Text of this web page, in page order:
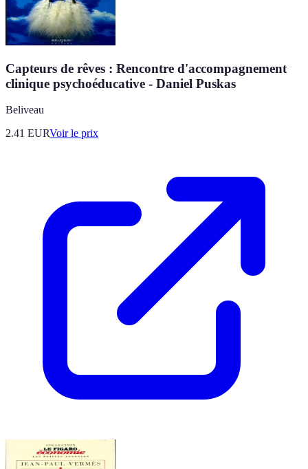
Capteurs de rêves : Rencontre d'accompagnement
clinique psychoéducative - Daniel Puskas
Beliveau
2.41 EURVoir le prix